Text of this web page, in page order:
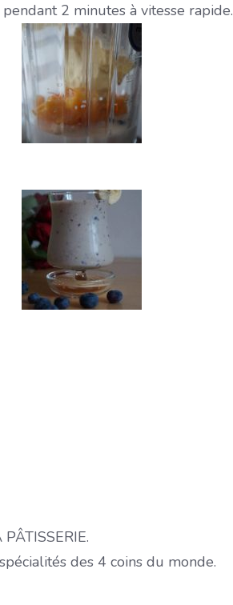
2 minutes à vitesse rapide.
des 4 coins du monde.